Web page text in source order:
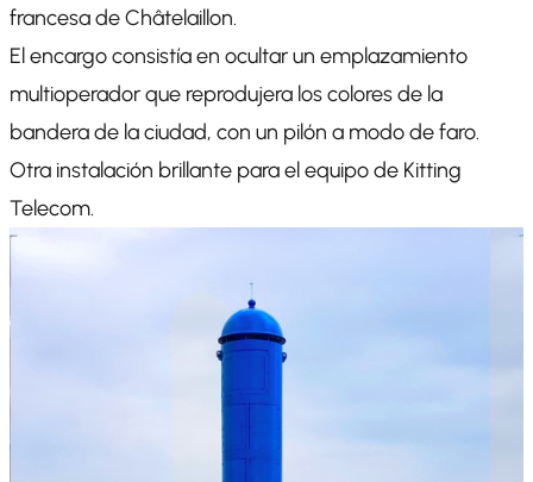
francesa de Châtelaillon.
El encargo consistía en ocultar un emplazamiento
multioperador que reprodujera los colores de la
bandera de la ciudad, con un pilón a modo de faro.
Otra instalación brillante para el equipo de Kitting
Telecom.